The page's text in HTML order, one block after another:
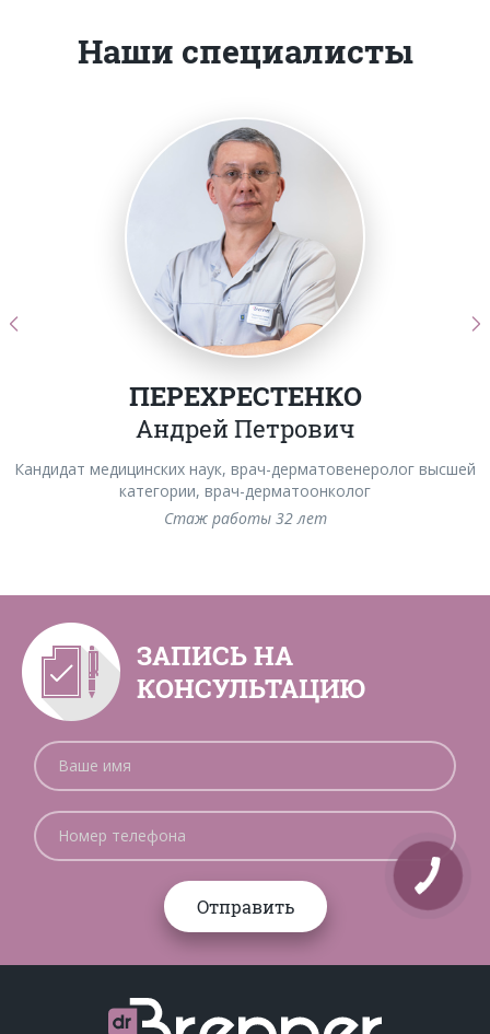
Наши специалисты
ПЕРЕХРЕСТЕНКО
Андрей Петрович
Кандидат медицинских наук, врач-дерматовенеролог высшей
категории, врач-дерматоонколог
Стаж работы 32 лет
ЗАПИСЬ НА
КОНСУЛЬТАЦИЮ